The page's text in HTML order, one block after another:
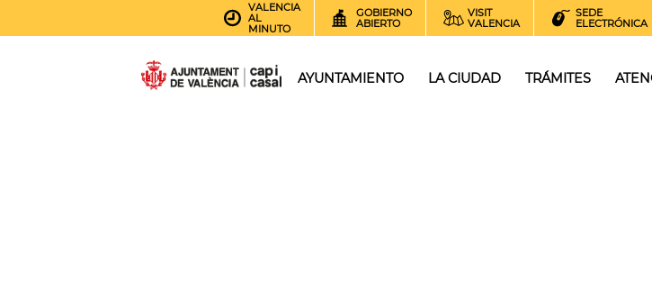
VALENCIA
AL
MINUTO
GOBIERNO
ABIERTO
VISIT
VALENCIA
SEDE
ELECTRÓNICA
AYUNTAMIENTO LA CIUDAD TRÁMITES